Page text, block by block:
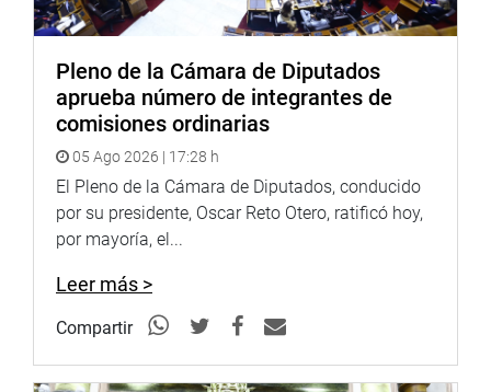
Pleno de la Cámara de Diputados
aprueba número de integrantes de
comisiones ordinarias
05 Ago 2026 | 17:28 h
El Pleno de la Cámara de Diputados, conducido
por su presidente, Oscar Reto Otero, ratificó hoy,
por mayoría, el...
Leer más >
Compartir